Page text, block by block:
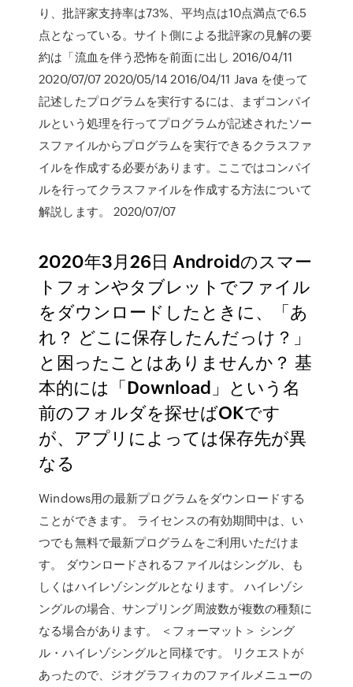
り、批評家支持率は73%、平均点は10点満点で6.5
点となっている。サイト側による批評家の見解の要
約は「流血を伴う恐怖を前面に出し 2016/04/11
2020/07/07 2020/05/14 2016/04/11 Java を使って
記述したプログラムを実行するには、まずコンパイ
ルという処理を行ってプログラムが記述されたソー
スファイルからプログラムを実行できるクラスファ
イルを作成する必要があります。ここではコンパイ
ルを行ってクラスファイルを作成する方法について
解説します。 2020/07/07
2020年3月26日 Androidのスマー
トフォンやタブレットでファイル
をダウンロードしたときに、「あ
れ？ どこに保存したんだっけ？」
と困ったことはありませんか？ 基
本的には「Download」という名
前のフォルダを探せばOKです
が、アプリによっては保存先が異
なる
Windows用の最新プログラムをダウンロードする
ことができます。 ライセンスの有効期間中は、い
つでも無料で最新プログラムをご利用いただけま
す。 ダウンロードされるファイルはシングル、も
しくはハイレゾシングルとなります。 ハイレゾシ
ングルの場合、サンプリング周波数が複数の種類に
なる場合があります。 ＜フォーマット＞ シング
ル・ハイレゾシングルと同様です。 リクエストが
あったので、ジオグラフィカのファイルメニューの